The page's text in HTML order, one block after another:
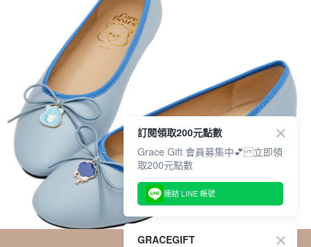
訂閱領取200元點數
Grace Gift 會員募集中💕 立即領
取200元點數
連結 LINE 帳號
GRACEGIFT